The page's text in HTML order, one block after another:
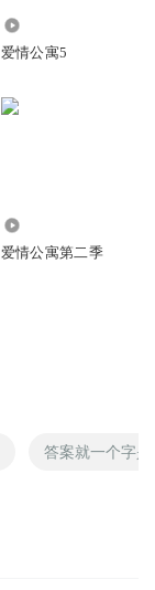
爱情公寓5
爱情公寓第二季
答案就一个字是